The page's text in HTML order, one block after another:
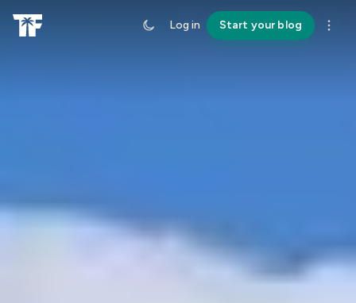
Log in Start your blog